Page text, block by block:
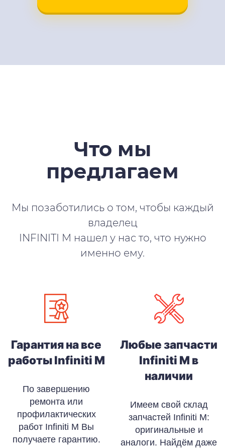
Что мы
предлагаем
Мы позаботились о том, чтобы каждый
владелец
INFINITI M нашел у нас то, что нужно
именно ему.
Гарантия на все
работы Infiniti M
По завершению
ремонта или
профилактических
работ Infiniti M Вы
получаете гарантию.
Любые запчасти
Infiniti M в
наличии
Имеем свой склад
запчастей Infiniti M:
оригинальные и
аналоги. Найдём даже